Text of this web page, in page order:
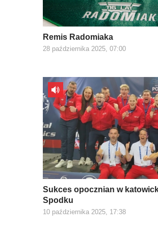
Remis Radomiaka
28 października 2025, 07:00
Sukces opocznian w
Spodku
10 października 2025, 17:38